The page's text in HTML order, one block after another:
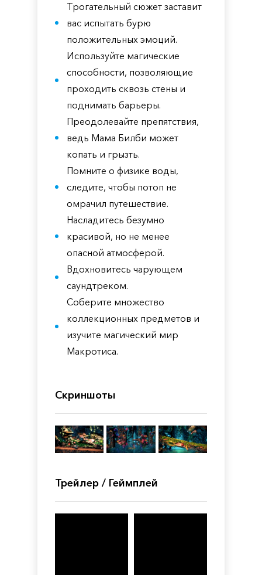
Трогательный сюжет заставит
вас испытать бурю
положительных эмоций.
Используйте магические
способности, позволяющие
проходить сквозь стены и
поднимать барьеры.
Преодолевайте препятствия,
ведь Мама Билби может
копать и грызть.
Помните о физике воды,
следите, чтобы потоп не
омрачил путешествие.
Насладитесь безумно
красивой, но не менее
опасной атмосферой.
Вдохновитесь чарующем
саундтреком.
Соберите множество
коллекционных предметов и
изучите магический мир
Макротиса.
Скриншоты
Трейлер / Геймплей